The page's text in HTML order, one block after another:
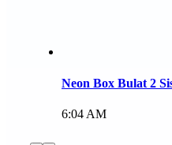
Neon Box Bulat 2
6:04 AM